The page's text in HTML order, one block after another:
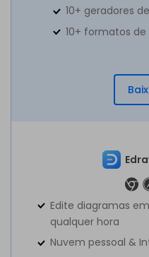
10+ geradores
10+ formatos
Edite diagramas
qualquer hora
Nuvem pessoal &